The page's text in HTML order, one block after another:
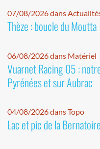
07/08/2026 dans
Thèze : boucle du Moutta
06/08/2026 dans Matériel
Vuarnet Racing 05 :
Pyrénées et sur Aubrac
04/08/2026 dans Topo
Lac et pic de la Bernatoire